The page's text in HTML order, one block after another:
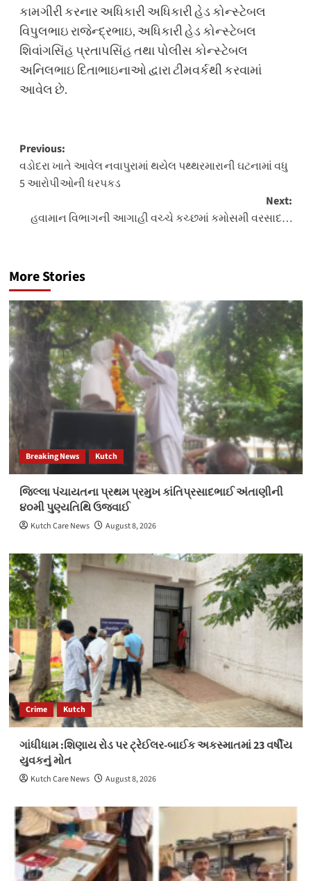
કામગીરી કરનાર અધિકારી અધિકારી હેડ કોન્સ્ટેબલ
વિપુલભાઇ રાજેન્દ્રભાઇ, અધિકારી હેડ કોન્સ્ટેબલ
શિવાંગસિંહ પ્રતાપસિંહ તથા પોલીસ કોન્સ્ટેબલ
અનિલભાઇ દિતાભાઇનાઓ દ્વારા ટીમવર્કથી કરવામાં
આવેલ છે.
Post
navigation
Previous:
વડોદરા ખાતે આવેલ નવાપુરામાં થયેલ પથ્થરમારાની ઘટનામાં વધુ
5 આરોપીઓની ધરપકડ
Next:
હવામાન વિભાગની આગાહી વચ્ચે કચ્છમાં કમોસમી વરસાદ…
More Stories
Breaking News Kutch
જિલ્લા પંચાયતના પ્રથમ પ્રમુખ કાંતિપ્રસાદભાઈ અંતાણીની
૪૦મી પુણ્યતિથિ ઉજવાઈ
Kutch Care News August 8, 2026
Crime Kutch
ગાંધીધામ :શિણાય રોડ પર ટ્રેઈલર-બાઈક અકસ્માતમાં 23 વર્ષીય
યુવકનું મોત
Kutch Care News August 8, 2026